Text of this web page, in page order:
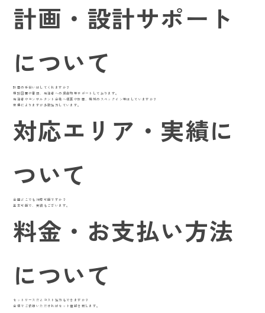
計画・設計サポート
について
計画の手伝いはしてくれますか？
検討図面や書類、発注者への提出物等サポートしております。
発注者やコンサルタント会社へ積算や計画、機械のスペックイン等はしていますか？
案件によりますが多数協力しています。
対応エリア・実績に
ついて
全国どこでも対応可能ですか？
基本可能で、実績もございます。
料金・お支払い方法
について
セットリースだとコスト協力もできますか？
全体でご依頼いただければセット値引き致します。